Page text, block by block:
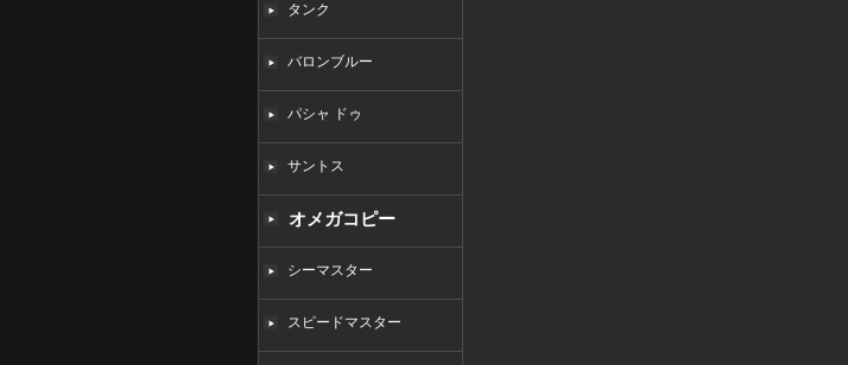
タンク
バロンブルー
パシャ ドゥ
サントス
オメガコピー
シーマスター
スピードマスター